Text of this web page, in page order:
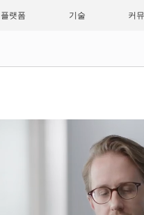
플랫폼 기술 커